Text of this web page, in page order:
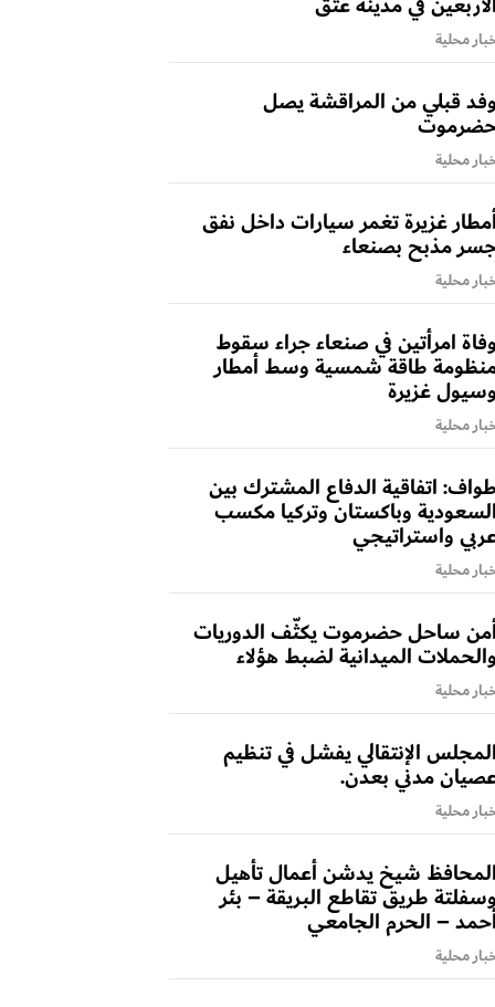
محلية
وفد قبلي من المراقشة يصل
محلية
غزيرة تغمر سيارات داخل نفق
مذبح بصنعاء
محلية
وفاة امرأتين في صنعاء جراء سقوط
طاقة شمسية وسط أمطار
وسيول غزيرة
محلية
طواف: اتفاقية الدفاع المشترك بين
السعودية وباكستان وتركيا مكسب
واستراتيجي
محلية
ساحل حضرموت يكثّف الدوريات
والحملات الميدانية لضبط هؤلاء
محلية
المجلس الإنتقالي يفشل في تنظيم
مدني بعدن.
محلية
المحافظ شيخ يدشن أعمال تأهيل
وسفلتة طريق تقاطع البريقة – بئر
– الحرم الجامعي
محلية